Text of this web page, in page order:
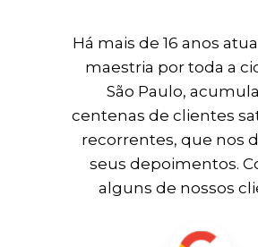
Há mais de 16 anos
maestria por toda a
São Paulo,
centenas de clientes
recorrentes, que nos
seus depoimentos.
alguns de nossos